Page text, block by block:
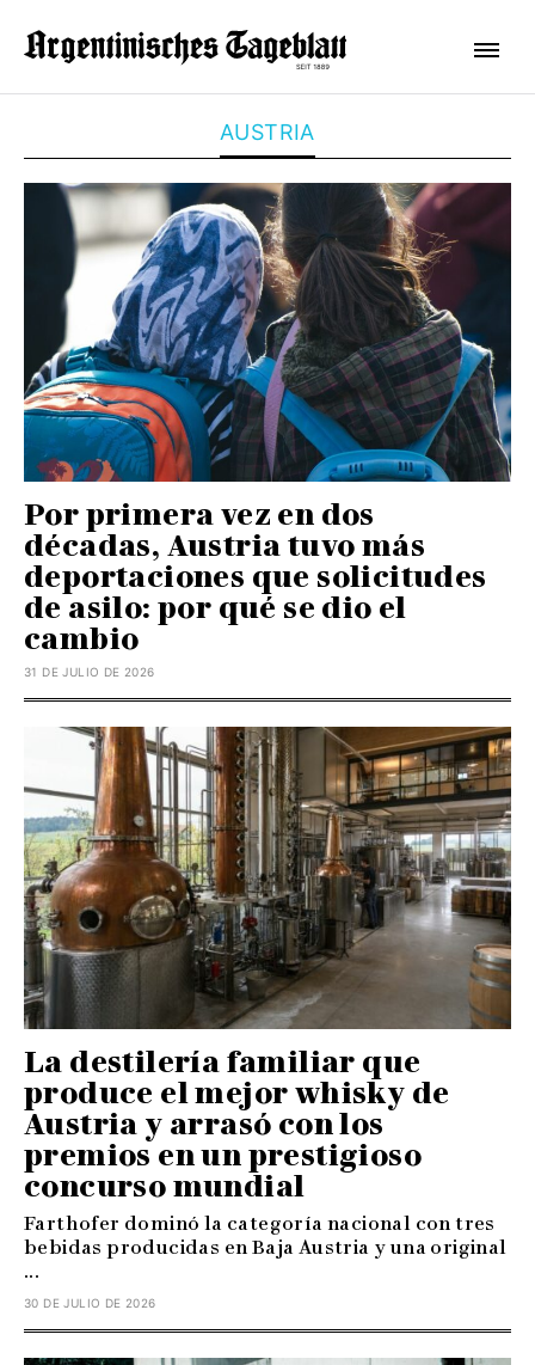
AUSTRIA
Por primera vez en dos
décadas, Austria tuvo más
deportaciones que solicitudes
de asilo: por qué se dio el
cambio
31 DE JULIO DE 2026
La destilería familiar que
produce el mejor whisky de
Austria y arrasó con los
premios en un prestigioso
concurso mundial
Farthofer dominó la categoría nacional con tres
bebidas producidas en Baja Austria y una original
...
30 DE JULIO DE 2026